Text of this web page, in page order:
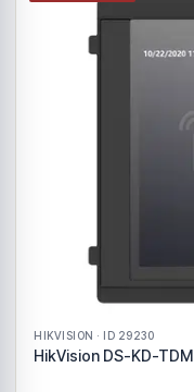
HIKVISION · ID 29230
HikVision DS-KD-TDM